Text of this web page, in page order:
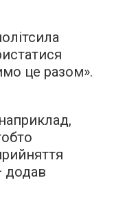
це разом».
додав